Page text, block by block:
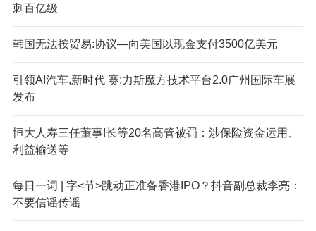
刺百亿级
韩国无法按贸易:协议—向美国以现金支付3500亿美元
引领AI汽车,新时代 赛;力斯魔方技术平台2.0广州国际车展
发布
恒大人寿三任董事!长等20名高管被罚：涉保险资金运用、
利益输送等
每日一词 | 字<节>跳动正准备香港IPO？抖音副总裁李亮：
不要信谣传谣